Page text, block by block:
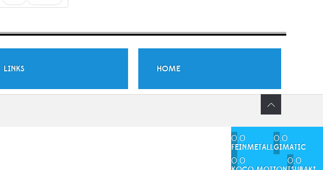
LINKS HOME
0.0
FEINMETALL
0.0
GIMATIC
0.0 0.0